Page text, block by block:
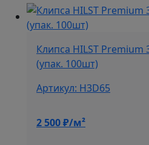
Клипса HILST Premium
(упак. 100шт)
Артикул: H3D65
2 500₽/м²